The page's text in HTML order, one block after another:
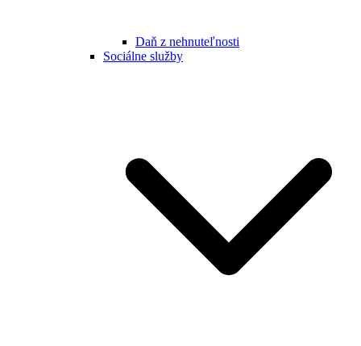
Daň z nehnuteľnosti
Sociálne služby